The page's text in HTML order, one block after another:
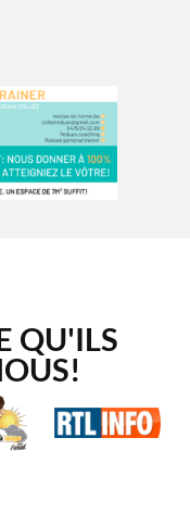
QU'ILS